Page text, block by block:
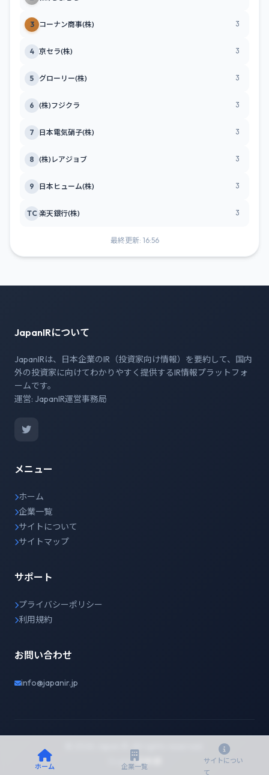
3 コーナン商事(株) 3
4 京セラ(株) 3
5 グローリー(株) 3
6 (株)フジクラ 3
7 日本電気硝子(株) 3
8 (株)レアジョブ 3
9 日本ヒューム(株) 3
TC 楽天銀行(株) 3
最終更新: 16:56
JapanIRについて
JapanIRは、日本企業のIR（投資家向け情報）を要約して、国内
外の投資家に向けてわかりやすく提供するIR情報プラットフォ
ームです。
運営: JapanIR運営事務局
メニュー
ホーム
企業一覧
サイトについて
サイトマップ
サポート
プライバシーポリシー
利用規約
お問い合わせ
info@japanir.jp
English日本語
ホーム 企業一覧
サイトについ
て